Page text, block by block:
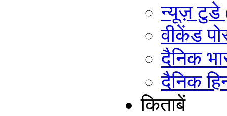
न्यूज़ टुडे
वीकेंड
दैनिक
दैनिक
किताबें